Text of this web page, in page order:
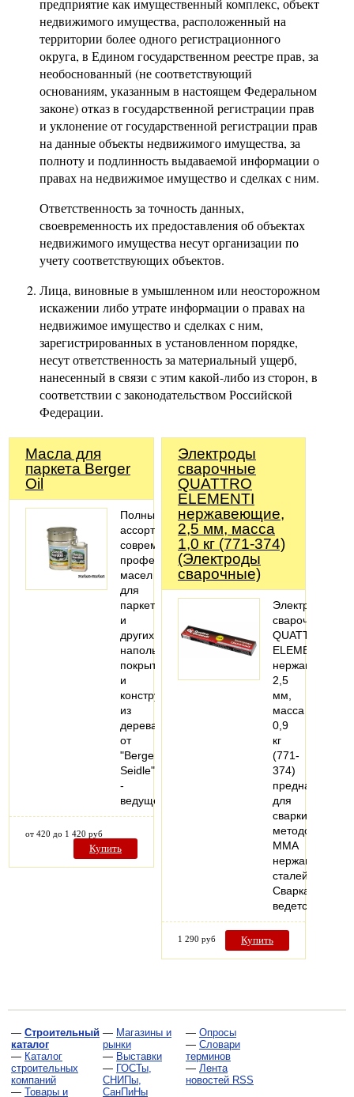
предприятие как имущественный комплекс, объект
недвижимого имущества, расположенный на
территории более одного регистрационного
округа, в Едином государственном реестре прав, за
необоснованный (не соответствующий
основаниям, указанным в настоящем Федеральном
законе) отказ в государственной регистрации прав
и уклонение от государственной регистрации прав
на данные объекты недвижимого имущества, за
полноту и подлинность выдаваемой информации о
правах на недвижимое имущество и сделках с ним.
Ответственность за точность данных,
своевременность их предоставления об объектах
недвижимого имущества несут организации по
учету соответствующих объектов.
Лица, виновные в умышленном или неосторожном
искажении либо утрате информации о правах на
недвижимое имущество и сделках с ним,
зарегистрированных в установленном порядке,
несут ответственность за материальный ущерб,
нанесенный в связи с этим какой-либо из сторон, в
соответствии с законодательством Российской
Федерации.
Масла для
паркета Berger
Oil
Полный
ассортимент
современных
профессиональных
масел
для
паркета
и
других
напольных
покрытий
и
конструкций
из
дерева
от
"Berger-
Seidle"
-
ведущего…
от 420 до 1 420 руб
Купить
Электроды
сварочные
QUATTRO
ELEMENTI
нержавеющие,
2,5 мм, масса
1,0 кг (771-374)
(Электроды
сварочные)
Электроды
сварочные
QUATTRO
ELEMENTI
нержавеющие,
2,5
мм,
масса
0,9
кг
(771-
374)
предназначен
для
сварки
методом
MMA
нержавеющих
сталей.
Сварка
ведется…
1 290 руб Купить
— Строительный
каталог
— Каталог
строительных
компаний
— Товары и
— Магазины и
рынки
— Выставки
— ГОСТы,
СНИПы,
СанПиНы
— Опросы
— Словари
терминов
— Лента
новостей RSS